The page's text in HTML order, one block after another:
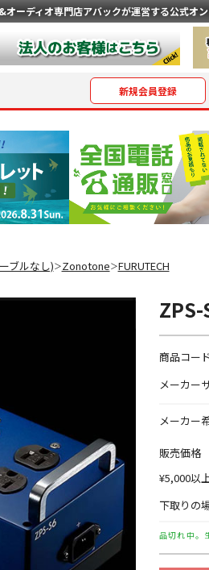
オーディオ専門店アバックが運営する公式オン
新規会員登録
ブルなし)＞Zonotone＞FURUTECH
ZPS-
商品コー
メーカー
メーカー
販売価格
¥5,000以
下取りの
品切れ中。